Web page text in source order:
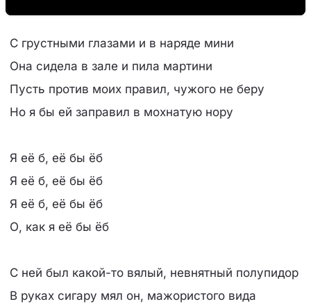
С грустными глазами и в наряде мини
Она сидела в зале и пила мартини
Пусть против моих правил, чужого не беру
Но я бы ей заправил в мохнатую нору
Я её б, её бы ёб
Я её б, её бы ёб
Я её б, её бы ёб
О, как я её бы ёб
С ней был какой-то вялый, невнятный полупидор
В руках сигару мял он, мажористого вида